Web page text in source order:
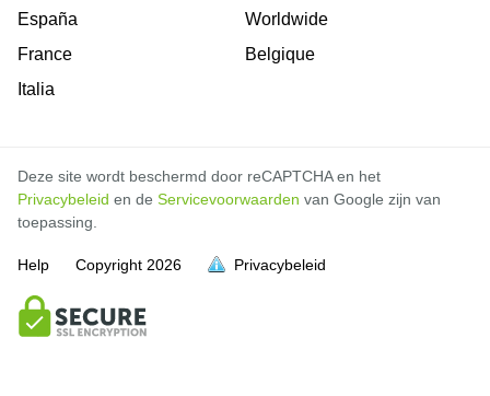
España
France
Italia
Worldwide
Belgique
Deze site wordt beschermd door reCAPTCHA en het
Privacybeleid en de Servicevoorwaarden van Google zijn van
toepassing.
Help Copyright 2026 Privacybeleid